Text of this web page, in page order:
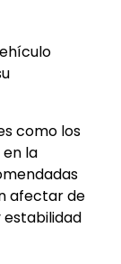
como los
la
afectar de